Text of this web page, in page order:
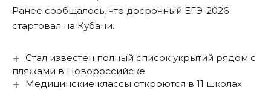
Ранее сообщалось, что досрочный ЕГЭ-2026
стартовал на Кубани.
Стал известен полный список укрытий рядом с
пляжами в Новороссийске
Медицинские классы откроются в 11 школах